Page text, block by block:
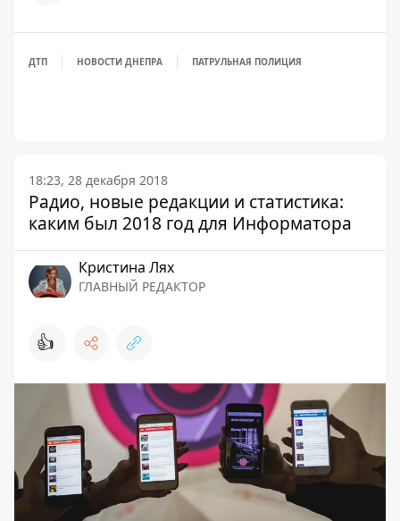
ДТП НОВОСТИ ДНЕПРА ПАТРУЛЬНАЯ ПОЛИЦИЯ
18:23, 28 декабря 2018
Радио, новые редакции и статистика:
каким был 2018 год для Информатора
Кристина Лях
ГЛАВНЫЙ РЕДАКТОР
👍